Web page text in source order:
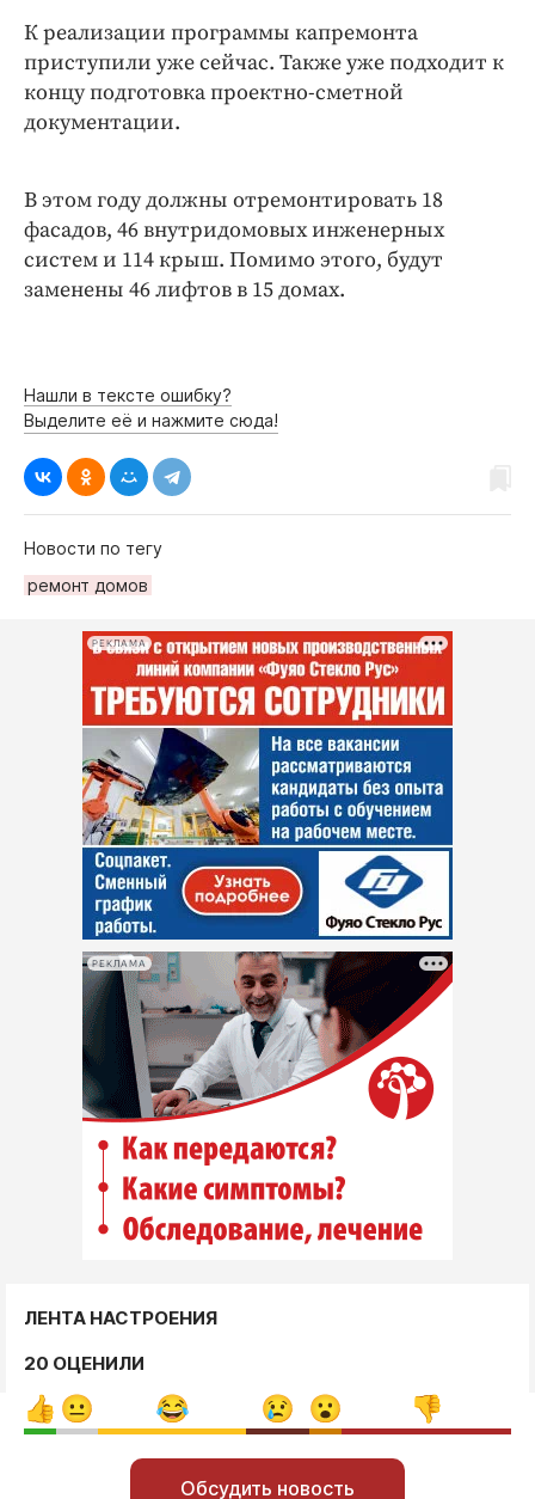
К реализации программы капремонта
приступили уже сейчас. Также уже подходит к
концу подготовка проектно-сметной
документации.
В этом году должны отремонтировать 18
фасадов, 46 внутридомовых инженерных
систем и 114 крыш. Помимо этого, будут
заменены 46 лифтов в 15 домах.
Нашли в тексте ошибку?
Выделите её и нажмите сюда!
Новости по тегу
ремонт домов
РЕКЛАМА
РЕКЛАМА
ЛЕНТА НАСТРОЕНИЯ
20 ОЦЕНИЛИ
Обсудить новость